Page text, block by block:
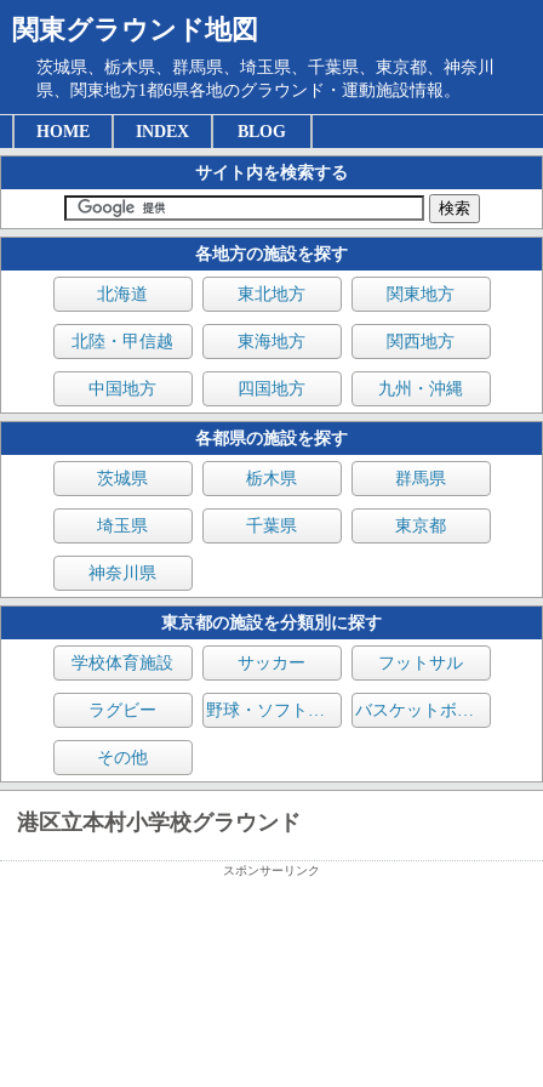
関東グラウンド地図
茨城県、栃木県、群馬県、埼玉県、千葉県、東京都、神奈川
県、関東地方1都6県各地のグラウンド・運動施設情報。
HOME INDEX BLOG
サイト内を検索する
各地方の施設を探す
北海道 東北地方 関東地方
北陸・甲信越 東海地方 関西地方
中国地方 四国地方 九州・沖縄
各都県の施設を探す
茨城県 栃木県 群馬県
埼玉県 千葉県 東京都
神奈川県
東京都の施設を分類別に探す
学校体育施設 サッカー フットサル
ラグビー 野球・ソフトボール バスケットボール
その他
港区立本村小学校グラウンド
スポンサーリンク